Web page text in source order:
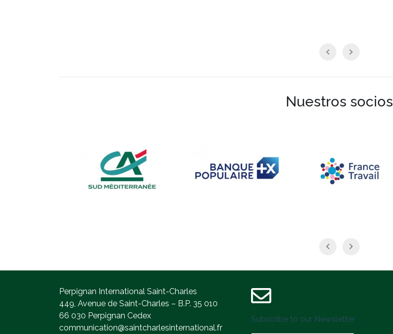
Nuestros socios
Perpignan International Saint-Charles
449, Avenue de Saint-Charles – B.P. 35 010
66 030 Perpignan Cedex
communication@saintcharlesinternational.fr
Subscribe to our Newsletter